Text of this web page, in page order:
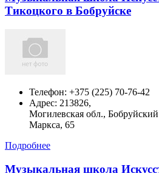
Тикоцкого в Бобруйске
Телефон: +375 (225) 70-76-42
Адрес: 213826,
Могилевская обл.,
Маркса, 65
Подробнее
Музыкальная школа